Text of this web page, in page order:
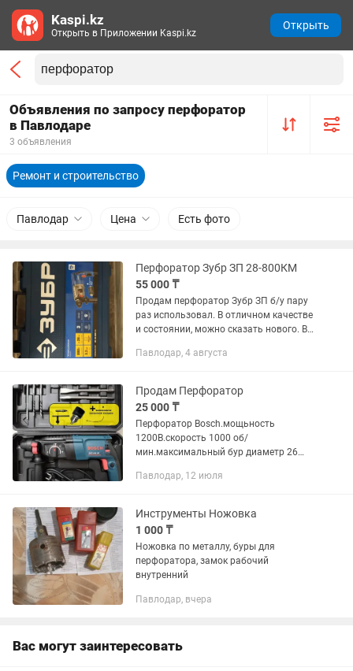
Объявления по запросу перфоратор
в Павлодаре
3 объявления
Ремонт и строительство
Павлодар Цена Есть фото
Перфоратор Зубр ЗП 28-800КМ
55 000 ₸
Продам перфоратор Зубр ЗП б/у пару
раз использовал. В отличном качестве
и состоянии, можно сказать нового. В
двумя сменными патронами, один под
Павлодар, 4 августа
Продам Перфоратор
25 000 ₸
Перфоратор Bosch.мощьность
1200В.скорость 1000 об/
мин.максимальный бур диаметр 26
Павлодар, 12 июля
Инструменты Ножовка
1 000 ₸
Ножовка по металлу, буры для
перфоратора, замок рабочий
внутренний
Павлодар, вчера
Вас могут заинтересовать
Kaspi.kz
Открыть в Приложении Kaspi.kz
Открыть